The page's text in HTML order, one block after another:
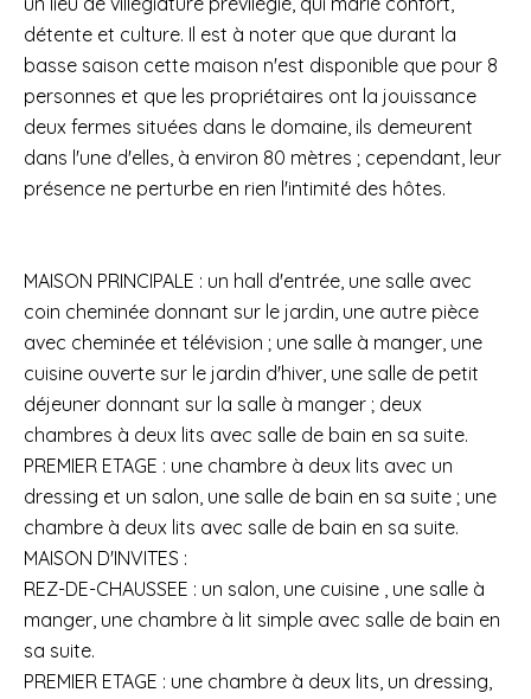
détente et culture. Il est à noter que que durant la
basse saison cette maison n'est disponible que pour 8
personnes et que les propriétaires ont la jouissance
deux fermes situées dans le domaine, ils demeurent
dans l'une d'elles, à environ 80 mètres ; cependant, leur
présence ne perturbe en rien l'intimité des hôtes.
MAISON PRINCIPALE : un hall d'entrée, une salle avec
coin cheminée donnant sur le jardin, une autre pièce
avec cheminée et télévision ; une salle à manger, une
cuisine ouverte sur le jardin d'hiver, une salle de petit
déjeuner donnant sur la salle à manger ; deux
chambres à deux lits avec salle de bain en sa suite.
PREMIER ETAGE : une chambre à deux lits avec un
dressing et un salon, une salle de bain en sa suite ; une
chambre à deux lits avec salle de bain en sa suite.
MAISON D'INVITES :
REZ-DE-CHAUSSEE : un salon, une cuisine , une salle à
manger, une chambre à lit simple avec salle de bain en
sa suite.
PREMIER ETAGE : une chambre à deux lits, un dressing,